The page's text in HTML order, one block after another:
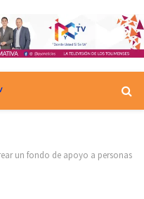
un fondo de apoyo a personas